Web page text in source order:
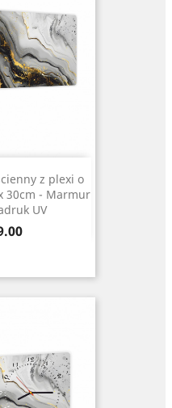
z plexi o
30cm - Marmur
UV